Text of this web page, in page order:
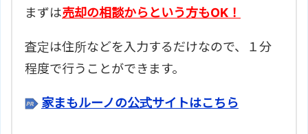
まずは売却の相談からという方もOK！
査定は住所などを入力するだけなので、１分
程度で行うことができます。
家まもルーノの公式サイトはこちら